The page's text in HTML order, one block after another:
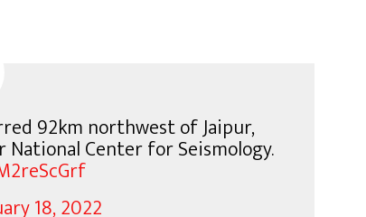
92km northwest of Jaipur,
National Center for Seismology.
18, 2022